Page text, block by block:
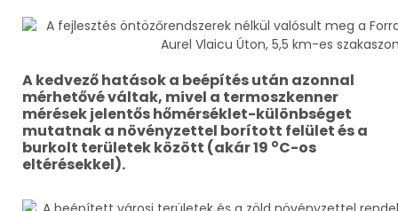
A kedvező hatások a beépítés után azonnal
mérhetővé váltak, mivel a termoszkenner
mérések jelentős hőmérséklet-különbséget
mutatnak a növényzettel borított felület és a
burkolt területek között (akár 19 oC-os
eltérésekkel).